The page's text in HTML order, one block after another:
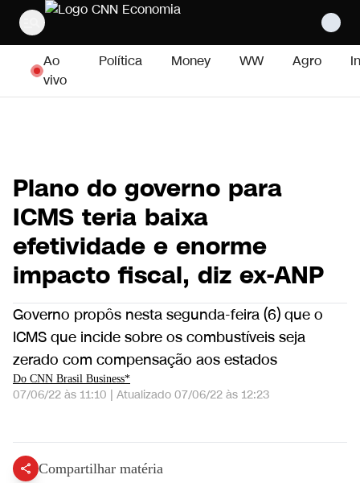
Pular para o conteúdo
Ao
vivo
Política Money WW Agro
Plano do governo para
ICMS teria baixa
efetividade e enorme
impacto fiscal, diz ex-ANP
Governo propôs nesta segunda-feira (6) que o
ICMS que incide sobre os combustíveis seja
zerado com compensação aos estados
Do CNN Brasil Business*
07/06/22 às 11:10 | Atualizado 07/06/22 às 12:23
Sem ICMS, arrecadação cairá e diesel seguirá caro, afirma especialista | NOVO DIA
Compartilhar matéria